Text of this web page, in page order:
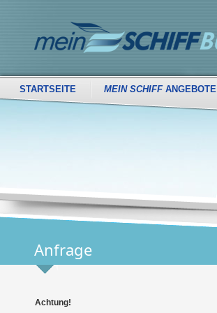
STARTSEITE MEIN SCHIFFANGEBOTE
Anfrage
Achtung!